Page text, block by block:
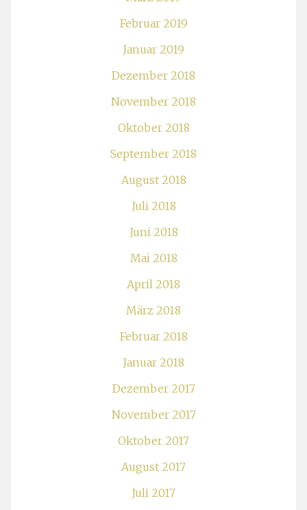
Februar 2019
Januar 2019
Dezember 2018
November 2018
Oktober 2018
September 2018
August 2018
Juli 2018
Juni 2018
Mai 2018
April 2018
März 2018
Februar 2018
Januar 2018
Dezember 2017
November 2017
Oktober 2017
August 2017
Juli 2017